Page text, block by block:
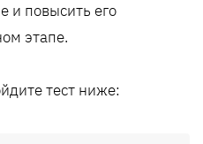
и повысить его
этапе.
тест ниже: